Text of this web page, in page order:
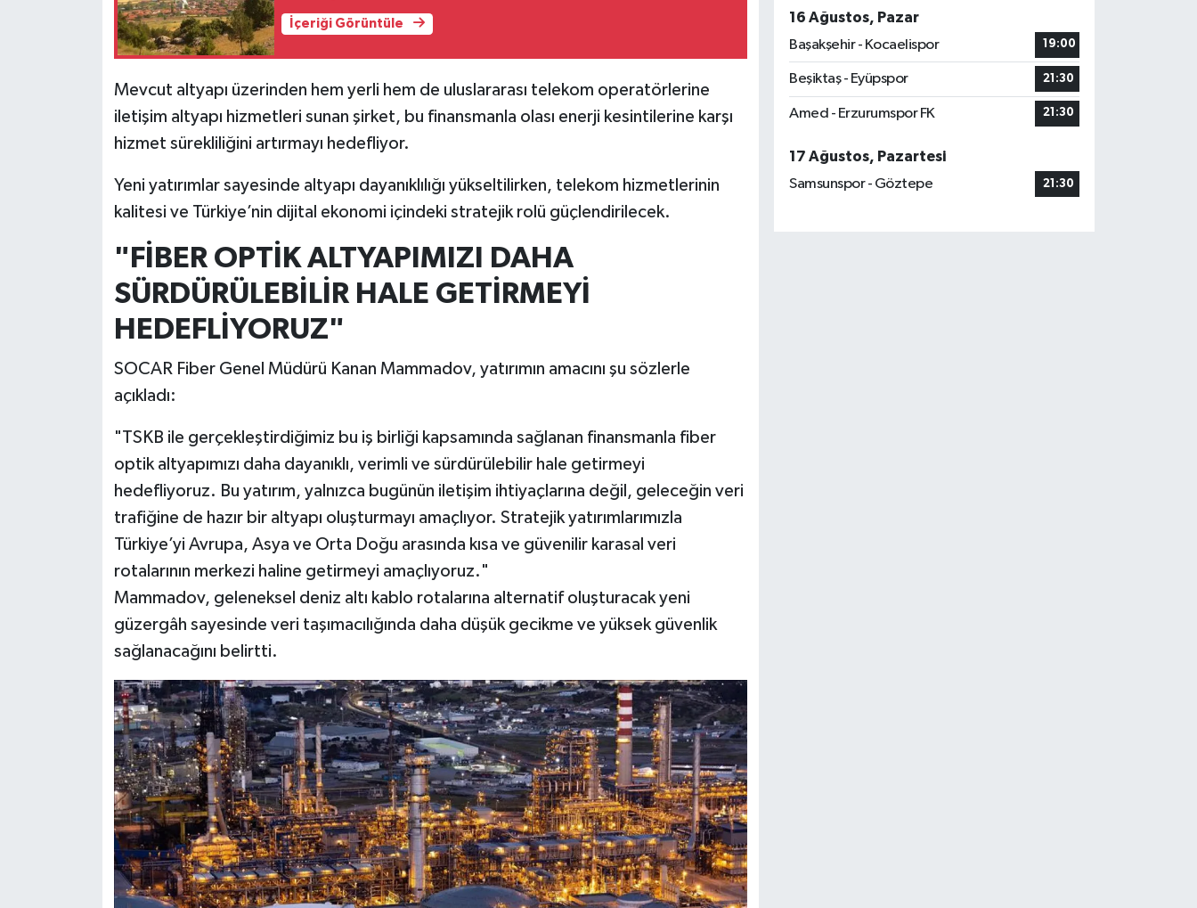
İçeriği Görüntüle
Mevcut altyapı üzerinden hem yerli hem de uluslararası telekom operatörlerine
iletişim altyapı hizmetleri sunan şirket, bu finansmanla olası enerji kesintilerine karşı
hizmet sürekliliğini artırmayı hedefliyor.
Yeni yatırımlar sayesinde altyapı dayanıklılığı yükseltilirken, telekom hizmetlerinin
kalitesi ve Türkiye’nin dijital ekonomi içindeki stratejik rolü güçlendirilecek.
"FİBER OPTİK ALTYAPIMIZI DAHA
SÜRDÜRÜLEBİLİR HALE GETİRMEYİ
HEDEFLİYORUZ"
SOCAR Fiber Genel Müdürü Kanan Mammadov, yatırımın amacını şu sözlerle
açıkladı:
"TSKB ile gerçekleştirdiğimiz bu iş birliği kapsamında sağlanan finansmanla fiber
optik altyapımızı daha dayanıklı, verimli ve sürdürülebilir hale getirmeyi
hedefliyoruz. Bu yatırım, yalnızca bugünün iletişim ihtiyaçlarına değil, geleceğin veri
trafiğine de hazır bir altyapı oluşturmayı amaçlıyor. Stratejik yatırımlarımızla
Türkiye’yi Avrupa, Asya ve Orta Doğu arasında kısa ve güvenilir karasal veri
rotalarının merkezi haline getirmeyi amaçlıyoruz."
Mammadov, geleneksel deniz altı kablo rotalarına alternatif oluşturacak yeni
güzergâh sayesinde veri taşımacılığında daha düşük gecikme ve yüksek güvenlik
sağlanacağını belirtti.
16 Ağustos, Pazar
Başakşehir - Kocaelispor
19:00
Beşiktaş - Eyüpspor 21:30
Amed - Erzurumspor FK 21:30
17 Ağustos, Pazartesi
Samsunspor - Göztepe
21:30
Resmi İlan
Rüya Tabirleri
Teknoloji
Video Galeri
Yemek Tarifleri